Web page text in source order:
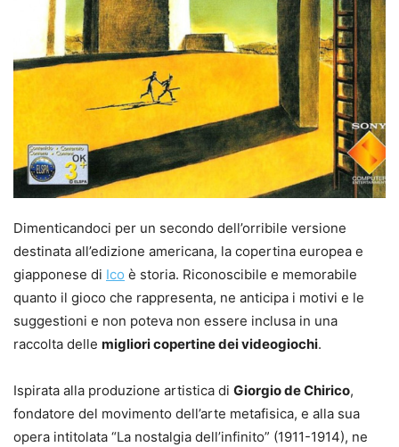
Dimenticandoci per un secondo dell’orribile versione
destinata all’edizione americana, la copertina europea e
giapponese di Ico è storia. Riconoscibile e memorabile
quanto il gioco che rappresenta, ne anticipa i motivi e le
suggestioni e non poteva non essere inclusa in una
raccolta delle migliori copertine dei videogiochi.
Ispirata alla produzione artistica di Giorgio de Chirico,
fondatore del movimento dell’arte metafisica, e alla sua
opera intitolata “La nostalgia dell’infinito” (1911-1914), ne